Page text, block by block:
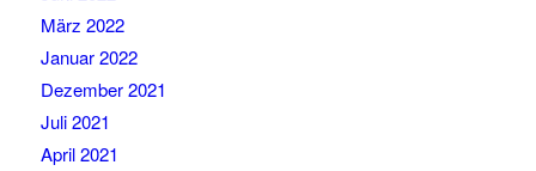
März 2022
Januar 2022
Dezember 2021
Juli 2021
April 2021